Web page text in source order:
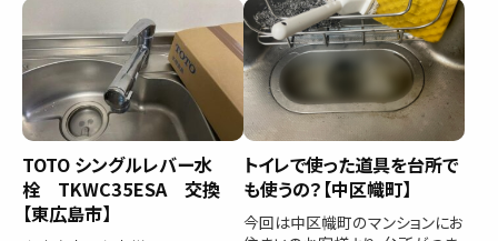
TOTO シングルレバー水
栓 TKWC35ESA 交換
【東広島市】
トイレで使った道具を台所で
も使うの？【中区幟町】
今回は中区幟町のマンションにお